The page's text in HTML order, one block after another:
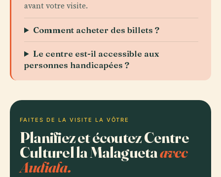
avant votre visite.
Comment acheter des billets ?
Le centre est-il accessible aux
personnes handicapées ?
FAITES DE LA VISITE LA VÔTRE
Planifiez et écoutez Centre
Culturel la Malaguetaavec
Audiala.